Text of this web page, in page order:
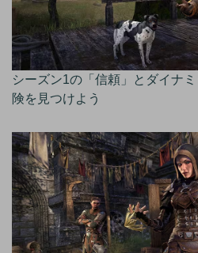
シーズン1の「信頼」とダイナ
険を見つけよう